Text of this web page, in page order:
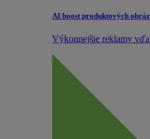
AI boost produktových
Výkonnejšie reklamy